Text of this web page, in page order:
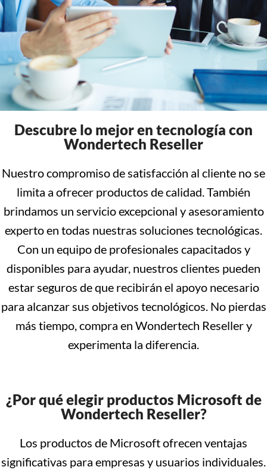
Descubre lo mejor en tecnología con
Wondertech Reseller
Nuestro compromiso de satisfacción al cliente no se
limita a ofrecer productos de calidad. También
brindamos un servicio excepcional y asesoramiento
experto en todas nuestras soluciones tecnológicas.
Con un equipo de profesionales capacitados y
disponibles para ayudar, nuestros clientes pueden
estar seguros de que recibirán el apoyo necesario
para alcanzar sus objetivos tecnológicos. No pierdas
más tiempo, compra en Wondertech Reseller y
experimenta la diferencia.
¿Por qué elegir productos Microsoft de
Wondertech Reseller?
Los productos de Microsoft ofrecen ventajas
significativas para empresas y usuarios individuales.